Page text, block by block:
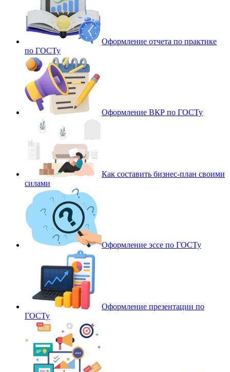
Оформление отчета по практике
по ГОСТу
Оформление ВКР по ГОСТу
Как составить бизнес-план своими
силами
Оформление эссе по ГОСТу
Оформление презентации по
ГОСТу